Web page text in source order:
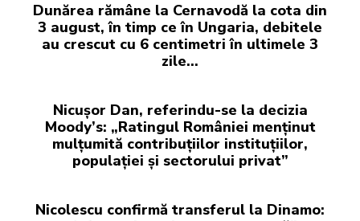
Dunărea rămâne la Cernavodă la cota din
3 august, în timp ce în Ungaria, debitele
au crescut cu 6 centimetri în ultimele 3
zile...
Nicușor Dan, referindu-se la decizia
Moody’s: „Ratingul României menținut
mulțumită contribuțiilor instituțiilor,
populației și sectorului privat”
Nicolescu confirmă transferul la Dinamo: